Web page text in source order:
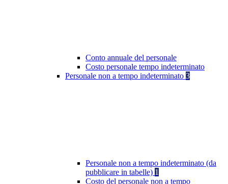
Conto annuale del personale
Costo personale tempo indeterminato
Personale non a tempo indeterminato 3
Personale non a tempo indeterminato (da
pubblicare in tabelle) 1
Costo del personale non a tempo